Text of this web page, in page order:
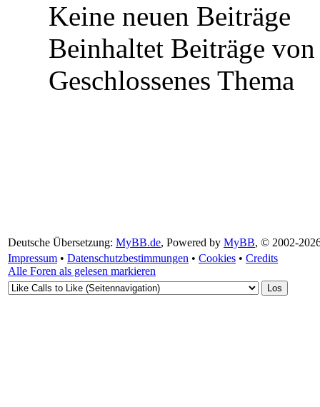
Keine neuen Beiträge
Beinhaltet Beiträge
Geschlossenes Thema
Deutsche Übersetzung: MyBB.de, Powered by MyBB, © 2002-
Impressum • Datenschutzbestimmungen • Cookies • Credits
Alle Foren als gelesen markieren